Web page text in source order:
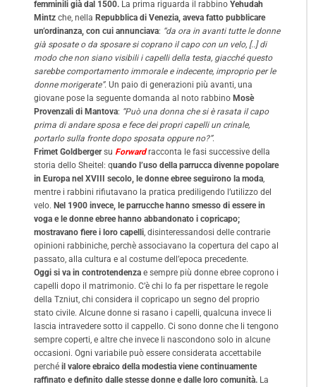
femminili già dal 1500. La prima riguarda il rabbino Yehudah
Mintz che, nella Repubblica di Venezia, aveva fatto pubblicare
un’ordinanza, con cui annunciava: “da ora in avanti tutte le donne
già sposate o da sposare si coprano il capo con un velo, [..] di
modo che non siano visibili i capelli della testa, giacché questo
sarebbe comportamento immorale e indecente, improprio per le
donne morigerate”. Un paio di generazioni più avanti, una
giovane pose la seguente domanda al noto rabbino Mosè
Provenzali di Mantova: “Può una donna che si è rasata il capo
prima di andare sposa e fece dei propri capelli un crinale,
portarlo sulla fronte dopo sposata oppure no?”.
Frimet Goldbergersu Forwardracconta le fasi successive della
storia dello Sheitel: quando l’uso della parrucca divenne popolare
in Europa nel XVIII secolo, le donne ebree seguirono la moda,
mentre i rabbini rifiutavano la pratica prediligendo l’utilizzo del
velo. Nel 1900 invece, le parrucche hanno smesso di essere in
voga e le donne ebree hanno abbandonato i copricapo;
mostravano fiere i loro capelli, disinteressandosi delle contrarie
opinioni rabbiniche, perchè associavano la copertura del capo al
passato, alla cultura e al costume dell’epoca precedente.
Oggi si va in controtendenza e sempre più donne ebree coprono i
capelli dopo il matrimonio. C’è chi lo fa per rispettare le regole
della Tzniut, chi considera il copricapo un segno del proprio
stato civile. Alcune donne si rasano i capelli, qualcuna invece li
lascia intravedere sotto il cappello. Ci sono donne che li tengono
sempre coperti, e altre che invece li nascondono solo in alcune
occasioni. Ogni variabile può essere considerata accettabile
perché il valore ebraico della modestia viene continuamente
raffinato e definito dalle stesse donne e dalle loro comunità. La